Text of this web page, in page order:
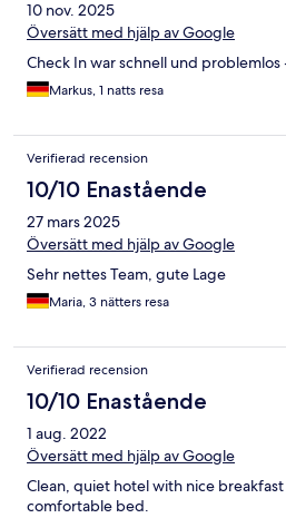
10 nov. 2025
Översätt med hjälp av Google
Check In war schnell und
Markus, 1 natts resa
Verifierad recension
10/10 Enastående
27 mars 2025
Översätt med hjälp av Google
Sehr nettes Team, gute Lage
Maria, 3 nätters resa
Verifierad recension
10/10 Enastående
1 aug. 2022
Översätt med hjälp av Google
Clean, quiet hotel with nice
comfortable bed.